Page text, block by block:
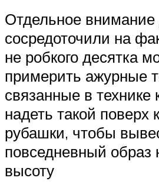
Отдельное
сосредоточили на
не робкого десятка
примерить ажурные
связанные в
надеть такой поверх
рубашки, чтобы
повседневный образ
высоту